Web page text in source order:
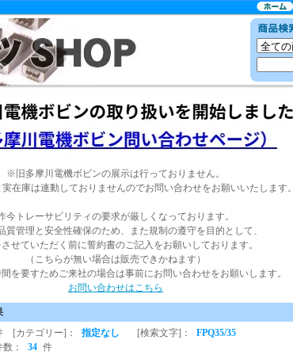
※旧多摩川電機ボビンの展示は行っておりません。
実在庫は連動しておりませんのでお問い合わせをお願いいたします
今トレーサビリティの要求が厳しくなっております。
質管理と安全性確保のため、また規制の遵守を目的として、
せていただく前に誓約書のご記入をお願いしております。
（こちらが無い場合は販売できかねます）
を要すためご来社の場合は事前にお問い合わせをお願いします。
お問い合わせはこちら
[カテゴリー]：
指定なし [検索文字]：
FPQ35/35
：
34 件